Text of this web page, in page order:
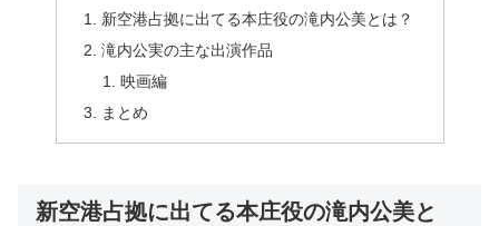
新空港占拠に出てる本庄役の滝内公美とは？
滝内公実の主な出演作品
映画編
まとめ
新空港占拠に出てる本庄役の滝内公美と